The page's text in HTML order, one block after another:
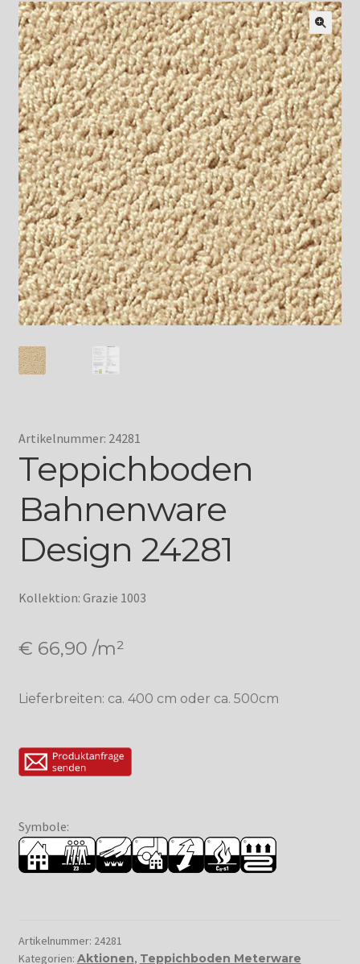
Artikelnummer: 24281
Teppichboden
Bahnenware
Design 24281
Kollektion: Grazie 1003
€ 66,90 /m²
Lieferbreiten: ca. 400 cm oder ca. 500cm
Symbole:
Artikelnummer: 24281
Kategorien: Aktionen, Teppichboden Meterware